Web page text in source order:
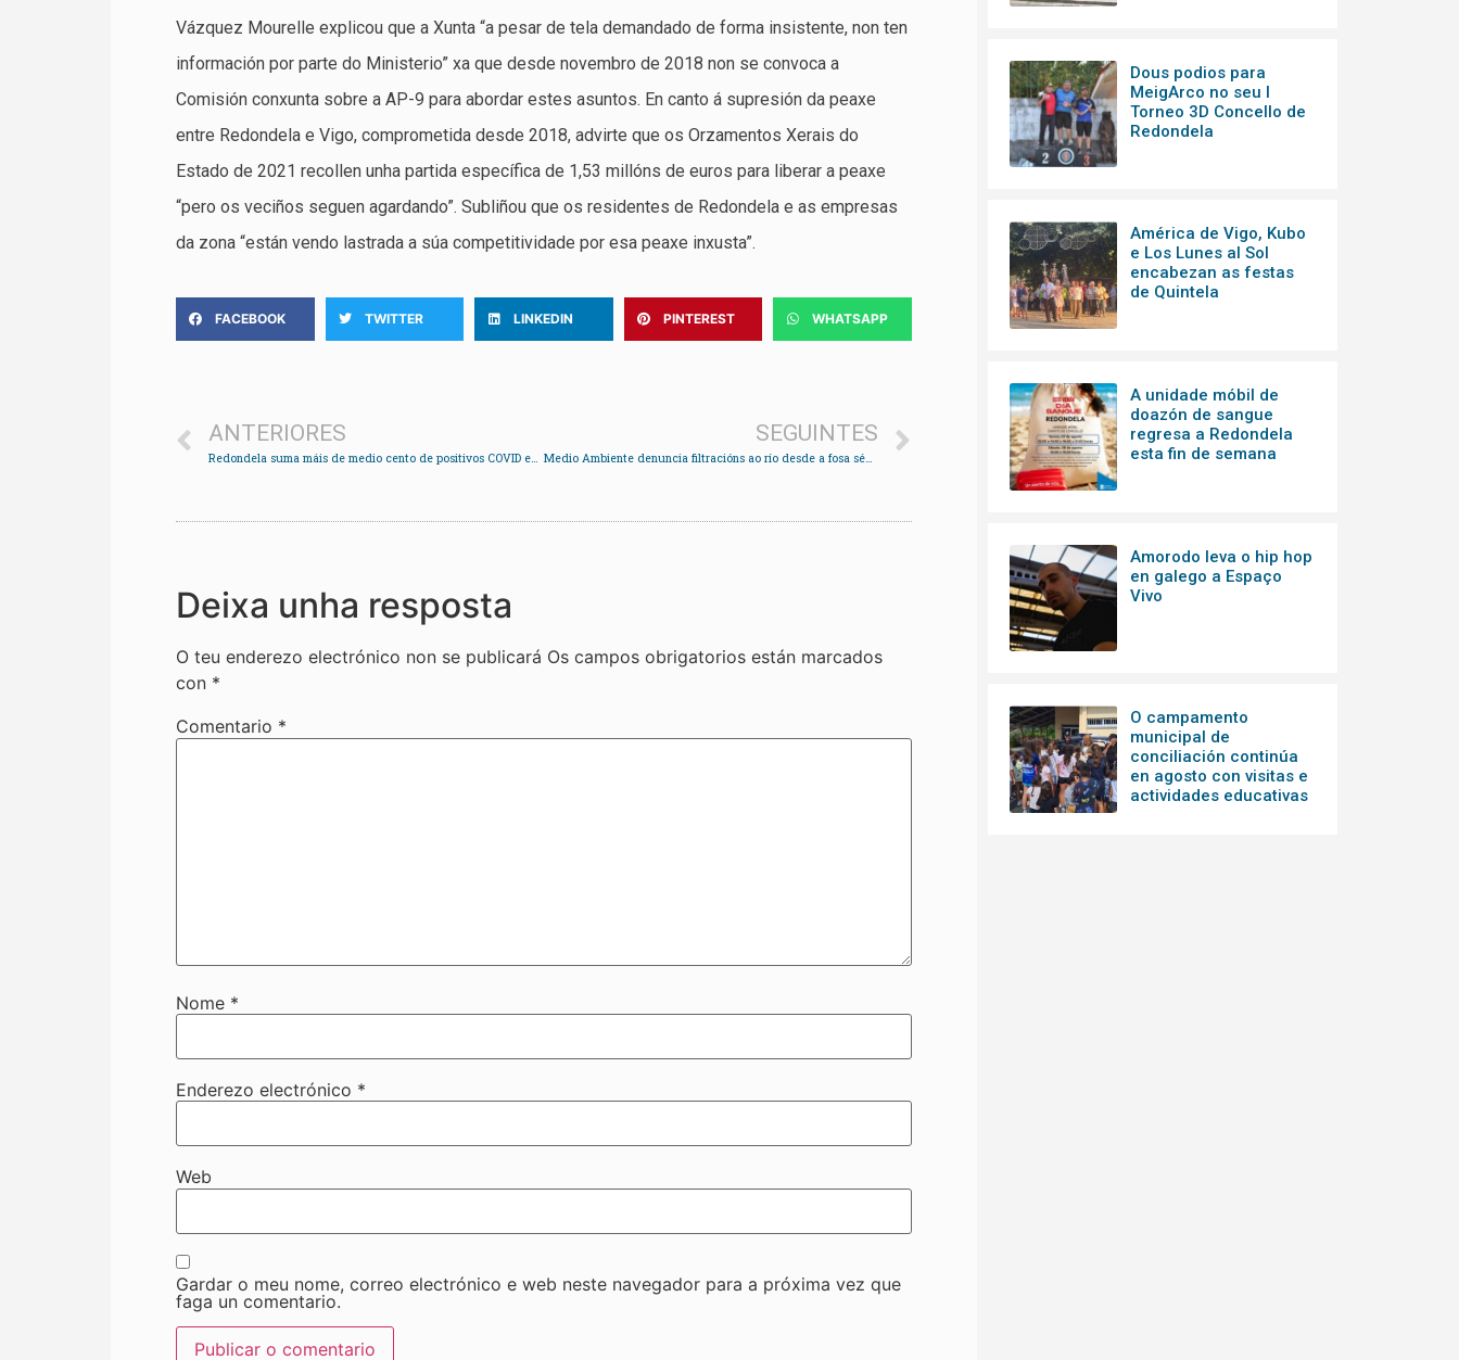
Vázquez Mourelle explicou que a Xunta “a pesar de tela demandado de forma insistente, non ten
información por parte do Ministerio” xa que desde novembro de 2018 non se convoca a
Comisión conxunta sobre a AP-9 para abordar estes asuntos. En canto á supresión da peaxe
entre Redondela e Vigo, comprometida desde 2018, advirte que os Orzamentos Xerais do
Estado de 2021 recollen unha partida específica de 1,53 millóns de euros para liberar a peaxe
“pero os veciños seguen agardando”. Subliñou que os residentes de Redondela e as empresas
da zona “están vendo lastrada a súa competitividade por esa peaxe inxusta”.
FACEBOOK TWITTER LINKEDIN PINTEREST WHATSAPP
ANTERIORES
Redondela suma máis de medio cento de positivos COVID en menos dunha semana
SEGUINTES
Medio Ambiente denuncia filtracións ao río desde a fosa séptica do edificio da policía
Deixa unha resposta
O teu enderezo electrónico non se publicará Os campos obrigatorios están marcados
con *
Comentario *
Nome *
Enderezo electrónico *
Web
Gardar o meu nome, correo electrónico e web neste navegador para a próxima vez que
faga un comentario.
Dous podios para
MeigArco no seu I
Torneo 3D Concello de
Redondela
América de Vigo, Kubo
e Los Lunes al Sol
encabezan as festas
de Quintela
A unidade móbil de
doazón de sangue
regresa a Redondela
esta fin de semana
Amorodo leva o hip hop
en galego a Espaço
Vivo
O campamento
municipal de
conciliación continúa
en agosto con visitas e
actividades educativas